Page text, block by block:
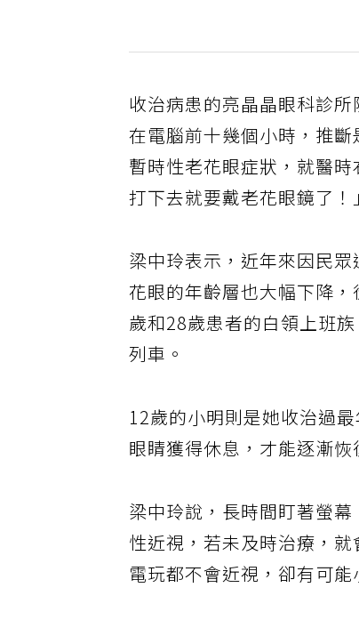
收治病患的亮晶晶眼科診
在電腦前十幾個小時，推
暫時性老花眼症狀，就醫
打下去就要戴老花眼鏡了！
梁中玲表示，近年來因民
花眼的年齡層也大幅下降
歲和28歲患者的白領上班
列車。
12歲的小明則是她收治過
眼睛獲得休息，才能逐漸恢
梁中玲說，長時間盯著螢
性近視，若未及時治療，
電玩都不會近視，卻有可能